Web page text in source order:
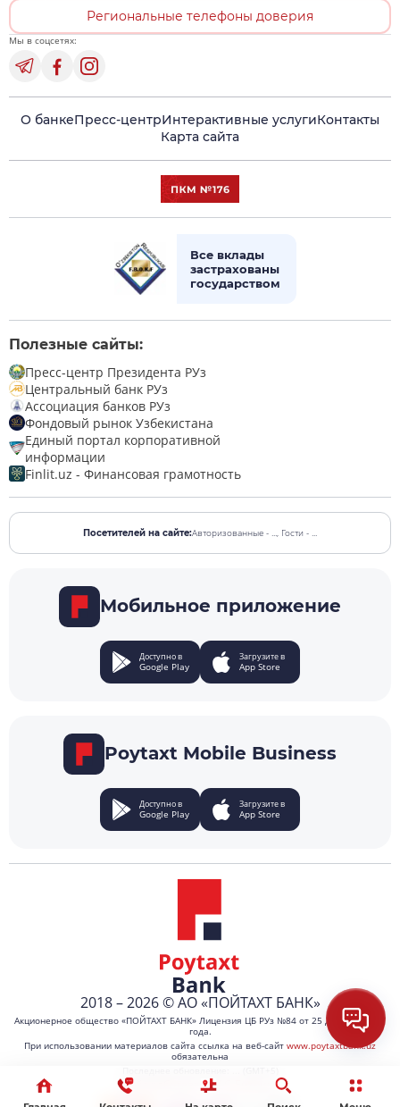
Региональные телефоны доверия
Мы в соцсетях:
О банкеПресс-центрИнтерактивные услугиКонтакты
Карта сайта
Все вклады
застрахованы
государством
Полезные сайты:
Пресс-центр Президента РУз
Центральный банк РУз
Ассоциация банков РУз
Фондовый рынок Узбекистана
Единый портал корпоративной
информации
Finlit.uz - Финансовая грамотность
Посетителей на сайте:Авторизованные - ..., Гости - ...
Мобильное приложение
Доступно в
Google Play
Загрузите в
App Store
Poytaxt Mobile Business
Доступно в
Google Play
Загрузите в
App Store
2018 – 2026 © АО «ПОЙТАХТ БАНК»
Акционерное общество «ПОЙТАХТ БАНК» Лицензия ЦБ РУз №84 от 25 декабря 2021
года.
При использовании материалов сайта ссылка на веб-сайт www.poytaxtbank.uz
обязательна
Сайт работает на 1C-Битрикс